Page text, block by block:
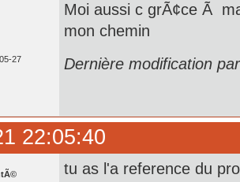
27
Moi aussi c grÃ¢ce Ã
mon chemin
Dernière modification
22:05:40
tu as l'a reference du